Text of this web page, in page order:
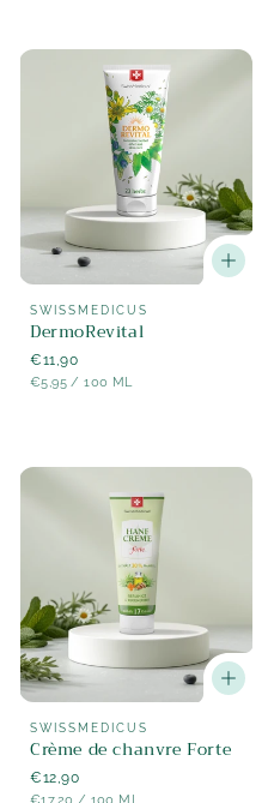
Fournisseur
:
SWISSMEDICUS
DermoRevital
Prix
régulier
€11,90
PRIX
€5,95 / PAR
100 ML
Fournisseur
:
SWISSMEDICUS
Crème de chanvre Forte
Prix
€12,90
PRIX PAR